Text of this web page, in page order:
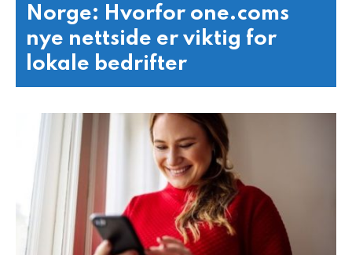
Norge: Hvorfor one.coms
nye nettside er viktig for
lokale bedrifter